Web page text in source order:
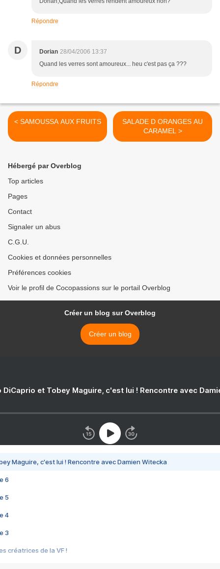
Répondre
D Dorian 28/04/2006 13:37
Quand les verres sont amoureux... heu c'est pas ça ???
Répondre
< SAMOUSSA AUX FRUITS
SALADE D ORANGES AU
CARAMEL >
Hébergé par Overblog
Top articles
Pages
Contact
Signaler un abus
C.G.U.
Cookies et données personnelles
Préférences cookies
Voir le profil de Cocopassions sur le portail Overblog
Créer un blog sur Overblog
Créer un blog
DiCaprio et Tobey Maguire, c'est lui ! Rencontre avec
Maguire, c'est lui ! Rencontre avec Damien Witecka
6
5
4
3
créatrices de la VF !